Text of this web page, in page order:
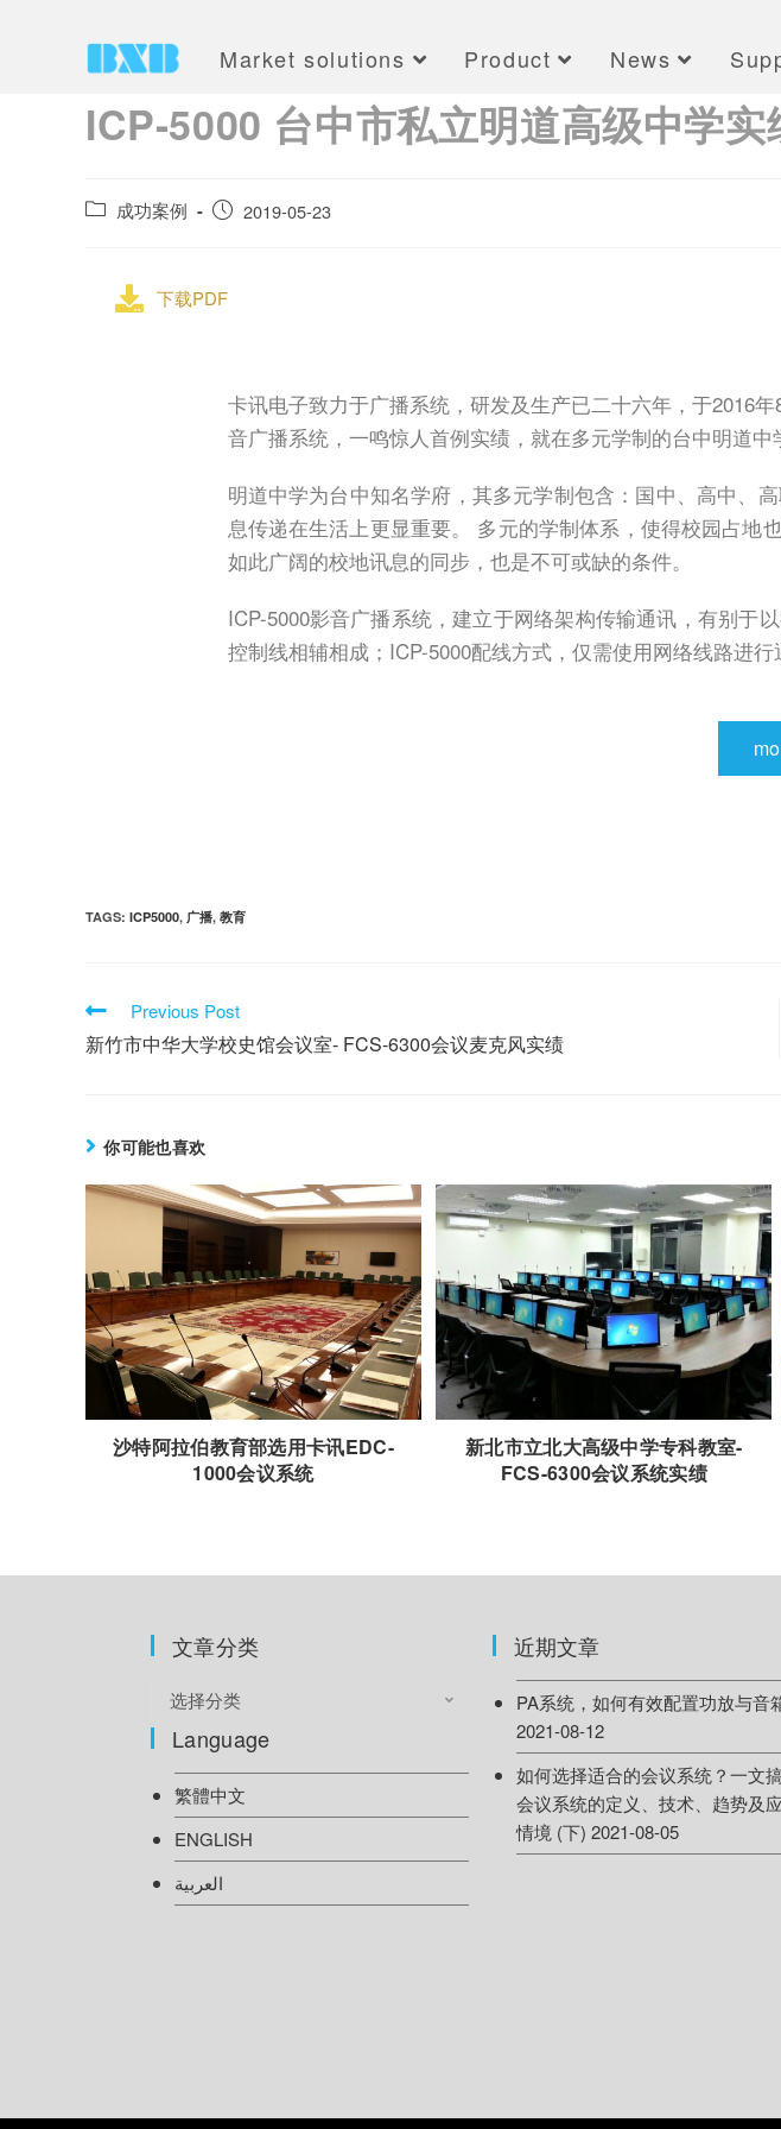
Market solutions Product News
ICP-5000 台中市私立明道高级中学
成功案例 2019-05-23
下载PDF
卡讯电子致力于广播系统，研发及生产已二十六年，于2016
音广播系统，一鸣惊人首例实绩，就在多元学制的台中明道中
明道中学为台中知名学府，其多元学制包含：国中、高中、
息传递在生活上更显重要。 多元的学制体系，使得校园占地
如此广阔的校地讯息的同步，也是不可或缺的条件。
ICP-5000影音广播系统，建立于网络架构传输通讯，有别于
控制线相辅相成；ICP-5000配线方式，仅需使用网络线路进行
TAGS: ICP5000, 广播, 教育
Previous Post
新竹市中华大学校史馆会议室- FCS-6300会议麦克风实绩
你可能也喜欢
沙特阿拉伯教育部选用卡讯EDC-
1000会议系统
新北市立北大高级中学专科教室-
FCS-6300会议系统实绩
文章分类
选择分类
Language
繁體中文
ENGLISH
العربية
近期文章
PA系统，如何有效配置功放与音
2021-08-12
如何选择适合的会议系统？一文
会议系统的定义、技术、趋势及
情境 (下) 2021-08-05